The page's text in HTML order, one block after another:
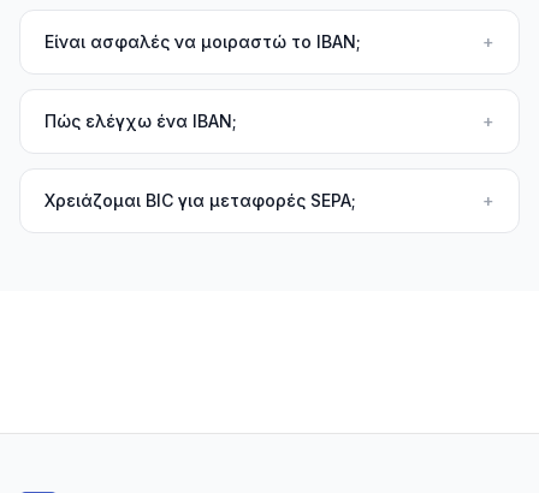
Είναι ασφαλές να μοιραστώ το IBAN; +
Πώς ελέγχω ένα IBAN; +
Χρειάζομαι BIC για μεταφορές SEPA; +